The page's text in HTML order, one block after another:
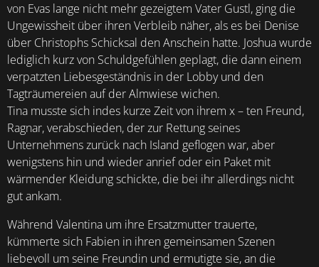
von Evas lange nicht mehr gezeigtem Vater Gustl, ging die
Ungewissheit über ihren Verbleib näher, als es bei Denise
über Christophs Schicksal den Anschein hatte. Joshua wurde
lediglich kurz von Schuldgefühlen geplagt, die dann einem
verpatzten Liebesgeständnis in der Lobby und den
Tagträumereien auf der Almwiese wichen.
Tina musste sich indes kurze Zeit von ihrem x – ten Freund,
Ragnar, verabschieden, der zur Rettung seines
Unternehmens zurück nach Island geflogen war, aber
wenigstens hin und wieder anrief oder ein Paket mit
wärmender Kleidung schickte, die bei ihr allerdings nicht
gut ankam.
Während Valentina um ihre Ersatzmutter trauerte,
kümmerte sich Fabien in ihren gemeinsamen Szenen
liebevoll um seine Freundin und ermutigte sie, an die